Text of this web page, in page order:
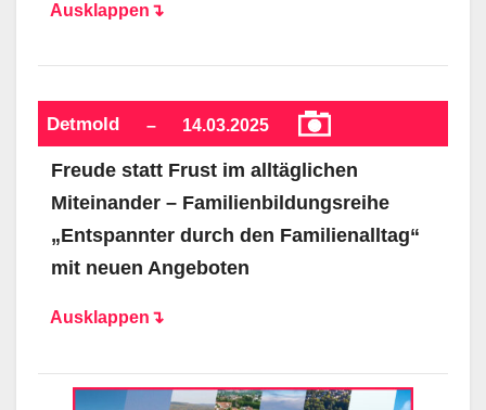
Ausklappen↴
Detmold – 14.03.2025
Freude statt Frust im alltäglichen
Miteinander – Familienbildungsreihe
„Entspannter durch den Familienalltag“
mit neuen Angeboten
Ausklappen↴